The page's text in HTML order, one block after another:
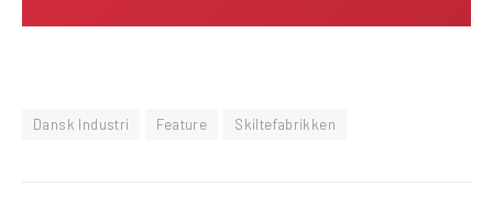
Dansk Industri Feature Skiltefabrikken